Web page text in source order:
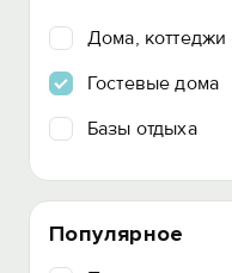
Дома, коттеджи
Гостевые дома
Базы отдыха
Популярное